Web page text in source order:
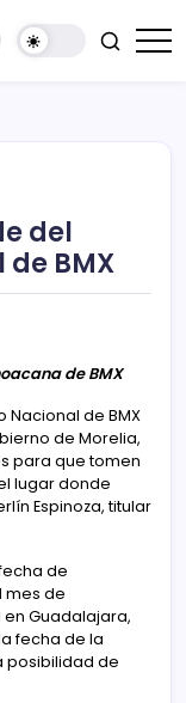
del
BMX
de BMX
Nacional de BMX
de Morelia,
para que tomen
lugar donde
Espinoza, titular
de
mes de
Guadalajara,
fecha de la
posibilidad de